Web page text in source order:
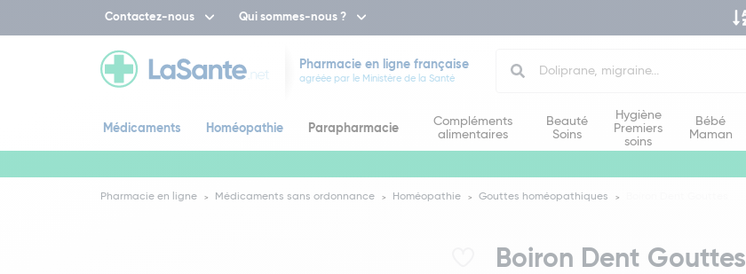
Contactez-nous Qui sommes-nous ?
Pharmacie en ligne française
agréée par le Ministère de la Santé
Médicaments Homéopathie Parapharmacie
Compléments
alimentaires
Beauté
Soins
Hygiène
Premiers
soins
Bébé
Maman
Pharmacie en ligne Médicaments sans ordonnance Homéopathie Gouttes homéopathiques
Boiron Dent Gouttes